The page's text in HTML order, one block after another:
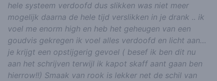
hele systeem verdoofd dus slikken was niet meer
mogelijk daarna de hele tijd verslikken in je drank .. ik
voel me enorm high en heb het geheugen van een
goudvis gekregen ik voel alles verdoofd en licht aan…
je krijgt een opstijgerig gevoel ( besef ik ben dit nu
aan het schrijven terwijl ik kapot skaff aant gaan ben
hierrow!!) Smaak van rook is lekker net de schil van